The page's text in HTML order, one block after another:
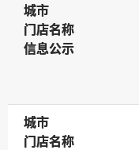
城市
城市
门店名称
门店名称
信息公示
信息公示
城市
城市
门店名称
门店名称